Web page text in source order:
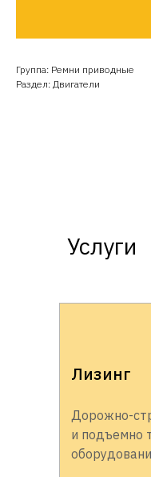
Группа: Ремни приводные
Раздел: Двигатели
Услуги
Лизинг
Дорожно-
и подъемно